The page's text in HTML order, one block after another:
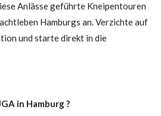
Anlässe geführte Kneipentouren
Hamburgs an. Verzichte auf
und starte direkt in die
in Hamburg ?